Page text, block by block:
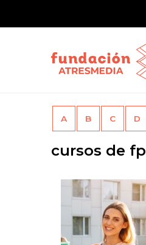
A B C D
cursos de fp